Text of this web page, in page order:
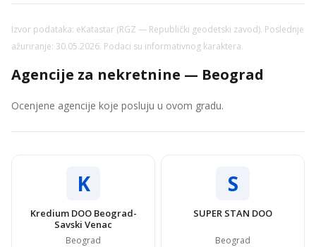
Izvor podataka: eKatastar (RGZ — Republički geodetski zavod). Poslednje
ažuriranje: 30.05.2026. Podaci su informativnog karaktera.
Agencije za nekretnine — Beograd
Ocenjene agencije koje posluju u ovom gradu.
K
Kredium DOO Beograd-
Savski Venac
Beograd
S
SUPER STAN DOO
Beograd